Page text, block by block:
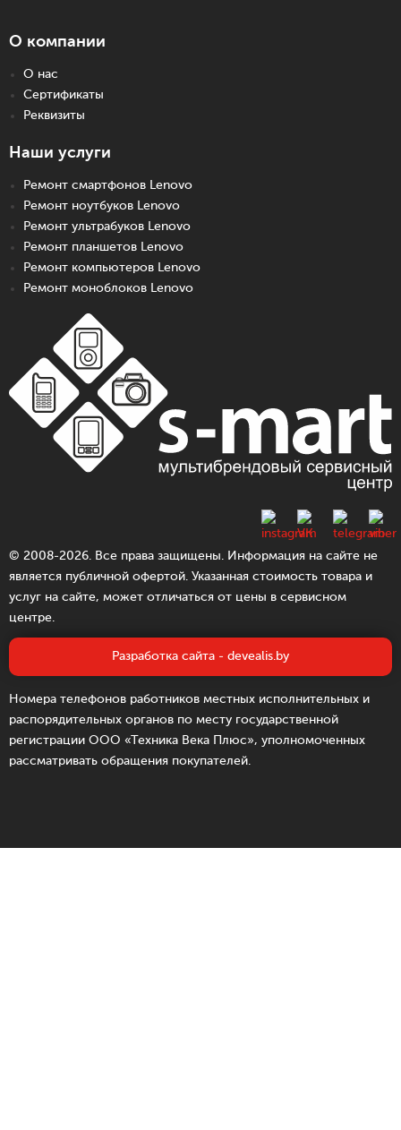
О компании
О нас
Сертификаты
Реквизиты
Наши услуги
Ремонт смартфонов Lenovo
Ремонт ноутбуков Lenovo
Ремонт ультрабуков Lenovo
Ремонт планшетов Lenovo
Ремонт компьютеров Lenovo
Ремонт моноблоков Lenovo
© 2008-2026. Все права защищены. Информация на сайте не
является публичной офертой. Указанная стоимость товара и
услуг на сайте, может отличаться от цены в сервисном
центре.
Разработка сайта - devealis.by
Номера телефонов работников местных исполнительных и
распорядительных органов по месту государственной
регистрации ООО «Техника Века Плюс», уполномоченных
рассматривать обращения покупателей.